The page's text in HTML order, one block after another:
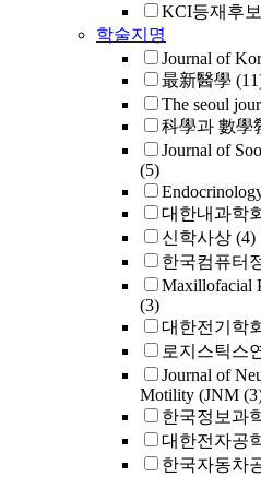
KCI등재후보
학술지명
Journal of
最新醫學
The seoul
科學과 數學
Journal of
(5)
대한내과학
신학사상 (4)
한국컴퓨터
Maxillofacial
(3)
대한전기학
로지스틱스
Journal of
Motility (JNM
한국정보과
대한전자공
한국자동차